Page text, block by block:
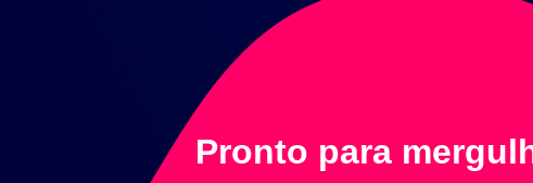
Pronto para